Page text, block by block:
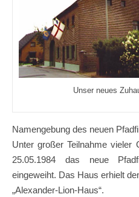
Unser neues
Namengebung des neuen
Unter großer Teilnahme vieler
25.05.1984 das neue
eingeweiht. Das Haus erhielt
„Alexander-Lion-Haus“.